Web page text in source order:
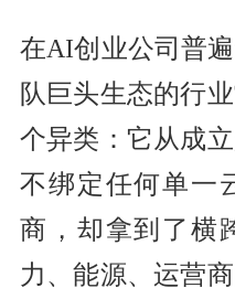
在AI创业公司普
队巨头生态的行
个异类：它从成
不绑定任何单一
商，却拿到了横
力、能源、运营